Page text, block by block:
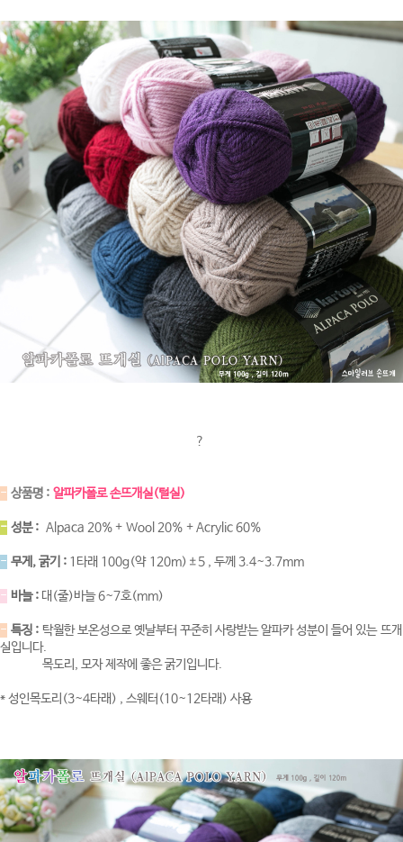
?
- 상품명 : 알파카폴로 손뜨개실(털실)
- 성분 : Alpaca 20% + Wool 20% + Acrylic 60%
- 무게, 굵기 : 1타래 100g(약 120m)±5 , 두께 3.4~3.7mm
- 바늘 : 대(줄)바늘 6~7호(mm)
- 특징 : 탁월한 보온성으로 옛날부터 꾸준히 사랑받는 알파카 성분이 들어 있는 뜨개
실입니다.
목도리, 모자 제작에 좋은 굵기입니다.
* 성인목도리(3~4타래) , 스웨터(10~12타래) 사용